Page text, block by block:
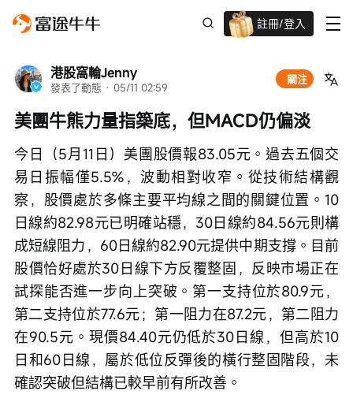
註冊/登入
港股窩輪Jenny
發表了動態 · 05/11 02:59
關注
美團牛熊力量指築底，但MACD仍偏淡
今日（5月11日）美團股價報83.05元。過去五個交
易日振幅僅5.5%，波動相對收窄。從技術結構觀
察，股價處於多條主要平均線之間的關鍵位置。10
日線約82.98元已明確站穩，30日線約84.56元則構
成短線阻力，60日線約82.90元提供中期支撐。目前
股價恰好處於30日線下方反覆整固，反映市場正在
試探能否進一步向上突破。第一支持位於80.9元，
第二支持位於77.6元；第一阻力在87.2元，第二阻力
在90.5元。現價84.40元仍低於30日線，但高於10
日和60日線，屬於低位反彈後的橫行整固階段，未
確認突破但結構已較早前有所改善。